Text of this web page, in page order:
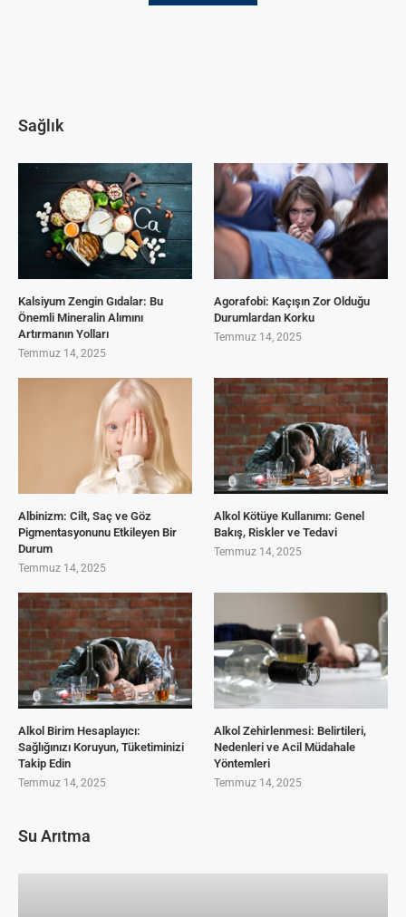
Sağlık
Kalsiyum Zengin Gıdalar: Bu
Önemli Mineralin Alımını
Artırmanın Yolları
Temmuz 14, 2025
Agorafobi: Kaçışın Zor Olduğu
Durumlardan Korku
Temmuz 14, 2025
Albinizm: Cilt, Saç ve Göz
Pigmentasyonunu Etkileyen Bir
Durum
Temmuz 14, 2025
Alkol Kötüye Kullanımı: Genel
Bakış, Riskler ve Tedavi
Temmuz 14, 2025
Alkol Birim Hesaplayıcı:
Sağlığınızı Koruyun, Tüketiminizi
Takip Edin
Temmuz 14, 2025
Alkol Zehirlenmesi: Belirtileri,
Nedenleri ve Acil Müdahale
Yöntemleri
Temmuz 14, 2025
Su Arıtma